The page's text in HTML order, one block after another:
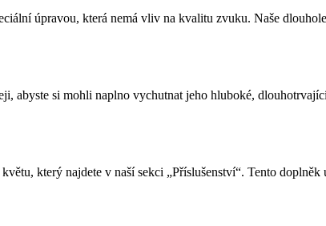
úpravou, která nemá vliv na kvalitu zvuku. Naše
abyste si mohli naplno vychutnat jeho hluboké,
který najdete v naší sekci „Příslušenství“. Tento doplněk